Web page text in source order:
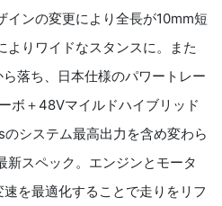
インの変更により全長が10mm短
よりワイドなスタンスに。また
落ち、日本仕様のパワートレー
ボ＋48Vマイルドハイブリッド
システム最高出力を含め変わら
新スペック。エンジンとモータ
を最適化することで走りをリフ